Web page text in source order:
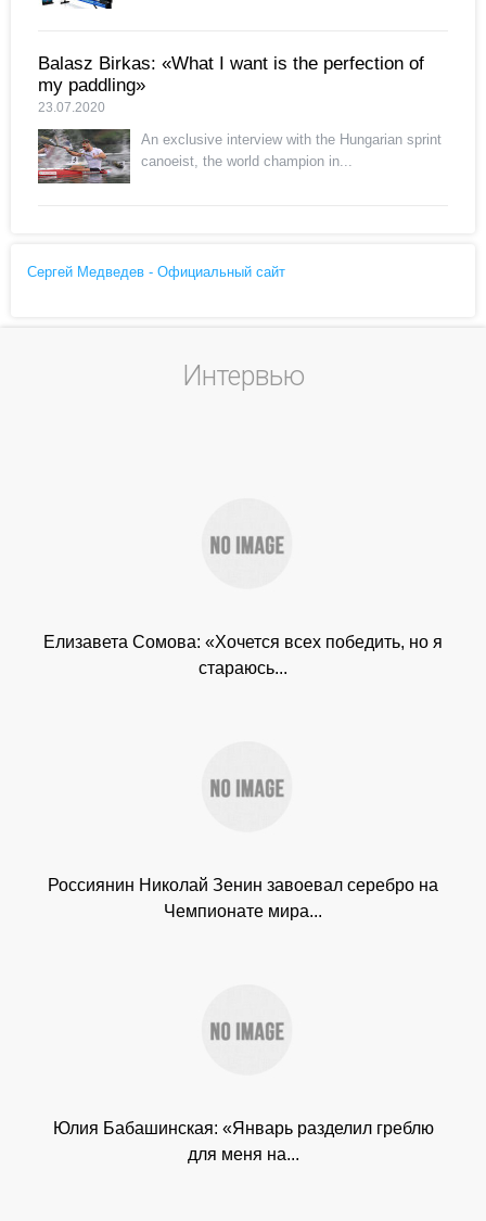
Balasz Birkas: «What I want is the perfection of
my paddling»
23.07.2020
An exclusive interview with the Hungarian sprint
canoeist, the world champion in...
Сергей Медведев - Официальный сайт
Интервью
Елизавета Сомова: «Хочется всех победить, но я
стараюсь...
Россиянин Николай Зенин завоевал серебро на
Чемпионате мира...
Юлия Бабашинская: «Январь разделил греблю
для меня на...